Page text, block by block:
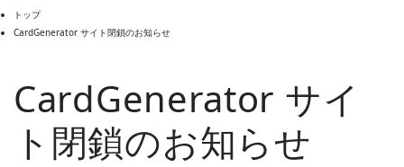
トップ
CardGenerator サイト閉鎖のお知らせ
CardGenerator サイ
ト閉鎖のお知らせ